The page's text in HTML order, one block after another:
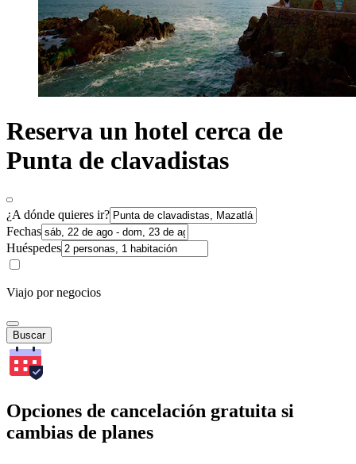
Reserva un hotel cerca de
Punta de clavadistas
¿A dónde quieres ir?
Fechas
Huéspedes
Viajo por negocios
Buscar
Opciones de cancelación gratuita si
cambias de planes